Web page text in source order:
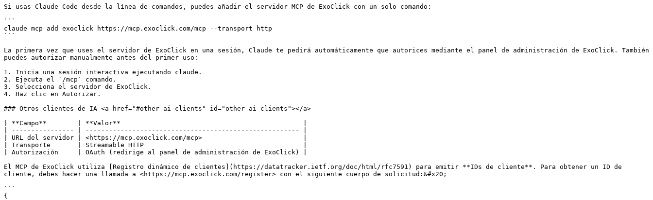
Si usas Claude Code desde la línea de comandos, puedes añadir el servidor MCP de ExoClick con un solo comando:
```
claude mcp add exoclick https://mcp.exoclick.com/mcp --transport http
```
La primera vez que uses el servidor de ExoClick en una sesión, Claude te pedirá automáticamente que autorices mediante el panel de administración de ExoClick. También
puedes autorizar manualmente antes del primer uso:
1. Inicia una sesión interactiva ejecutando claude.
2. Ejecuta el `/mcp` comando.
3. Selecciona el servidor de ExoClick.
4. Haz clic en Autorizar.
### Otros clientes de IA <a href="#other-ai-clients" id="other-ai-clients"></a>
| **Campo**        | **Valor**                                               |
| ---------------- | ------------------------------------------------------- |
| URL del servidor | <https://mcp.exoclick.com/mcp>                          |
| Transporte       | Streamable HTTP                                         |
| Autorización     | OAuth (redirige al panel de administración de ExoClick) |
El MCP de ExoClick utiliza [Registro dinámico de clientes](https://datatracker.ietf.org/doc/html/rfc7591) para emitir **IDs de cliente**. Para obtener un ID de
cliente, debes hacer una llamada a <https://mcp.exoclick.com/register> con el siguiente cuerpo de solicitud:&#x20;
```
{